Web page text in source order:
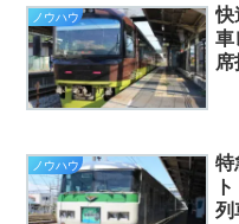
ノウハウ
快
車
ノウハウ
特
列